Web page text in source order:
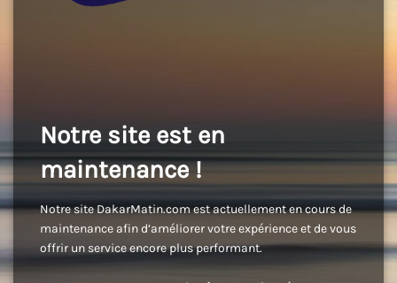
Notre site est en
maintenance !
Notre site DakarMatin.com est actuellement en cours de
maintenance afin d’améliorer votre expérience et de vous
offrir un service encore plus performant.